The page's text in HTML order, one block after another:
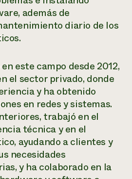
financieros
de productos electrónicos
de NorthWestern Energy
comerciales
residenciales
de información AgriSolar
de comunicación
a la
de la
además de
diario de los
este campo desde 2012,
el sector privado, donde
y ha obtenido
en redes y sistemas.
trabajó en el
técnica y en el
ayudando a clientes y
necesidades
y ha colaborado en la